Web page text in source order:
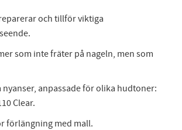
och tillför viktiga
som inte fräter på nageln, men som
anpassade för olika hudtoner:
Clear.
förlängning med mall.
DIN NÄSTA BESTÄLLNING!
få 10% rabatt på din nästa beställning.
och skönhetsinspiration direkt till din